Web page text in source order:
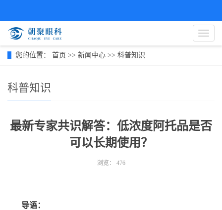
导
航
您的位置： 首页 >> 新闻中心 >> 科普知识
科普知识
最新专家共识解答：低浓度阿托品是否
可以长期使用？
浏览： 476
导语：